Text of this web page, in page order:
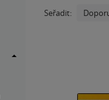
Seřadit: